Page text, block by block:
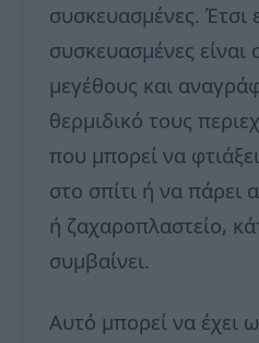
συσκευασμένες. Έτσι
συσκευασμένες είναι
μεγέθους και
θερμιδικό τους
που μπορεί να
στο σπίτι ή να
ή ζαχαροπλαστείο,
συμβαίνει.
Αυτό μπορεί να έχει